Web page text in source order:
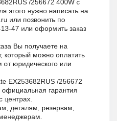
/256672 400W с
этого нужно написать на
или позвонить по
47 или оформить заказ
Вы получаете на
который можно оплатить
юридического или
EX253682RUS /256672
официальная гарантия
центрах.
деталям, резервам,